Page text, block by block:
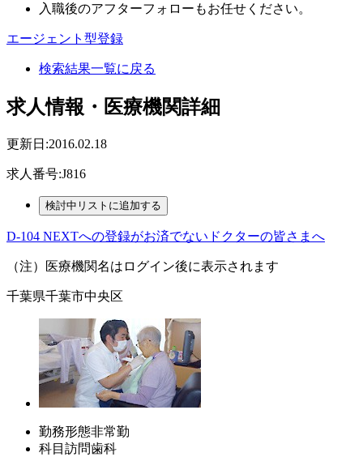
入職後のアフターフォローもお任せください。
エージェント型登録
検索結果一覧に戻る
求人情報・医療機関詳細
更新日:2016.02.18
求人番号:J816
D-104 NEXTへの登録がお済でないドクターの皆さまへ
（注）医療機関名はログイン後に表示されます
千葉県千葉市中央区
勤務形態非常勤
科目 訪問歯科